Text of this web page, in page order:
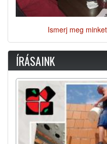
Ismerj meg
ÍRÁSAINK